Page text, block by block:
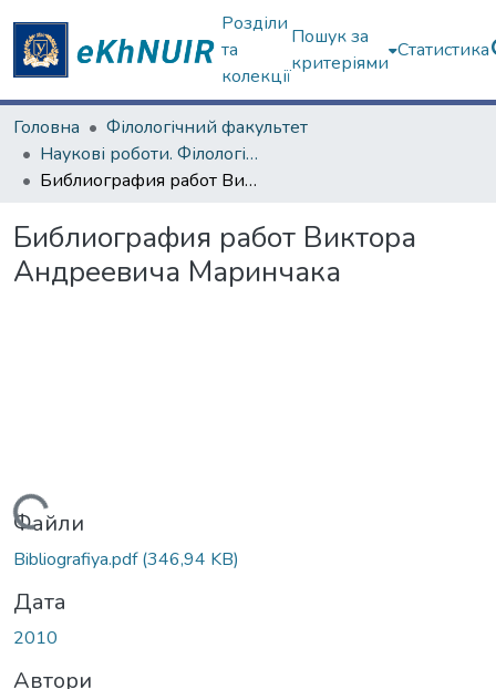
Розділи
та
колекції
Пошук за
критеріями
Статистика
Головна
Філологічний факультет
Наукові роботи. Філологічний факультет
Библиография работ Виктора Андреевича Маринчака
Библиография работ Виктора
Андреевича Маринчака
Вантажиться...
Файли
Bibliografiya.pdf(346,94 KB)
Дата
2010
Автори